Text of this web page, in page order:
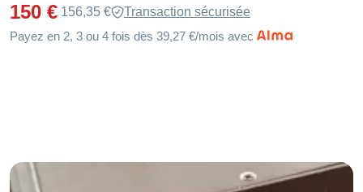
150 € 156,35 €
Transaction sécurisée
Payez en 2, 3 ou 4 fois dès 39,27 €/mois avec